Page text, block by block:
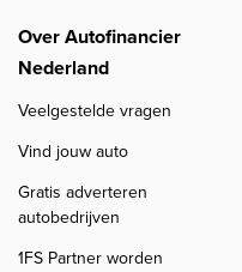
Over Autofinancier
Nederland
Veelgestelde vragen
Vind jouw auto
Gratis adverteren
autobedrijven
1FS Partner worden